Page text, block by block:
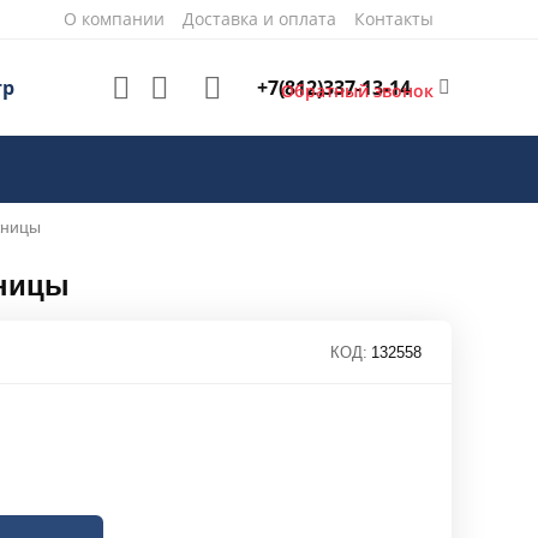
О компании Доставка и оплата Контакты
+7(812)337-13-14
Обратный звонок
КОД: 132558